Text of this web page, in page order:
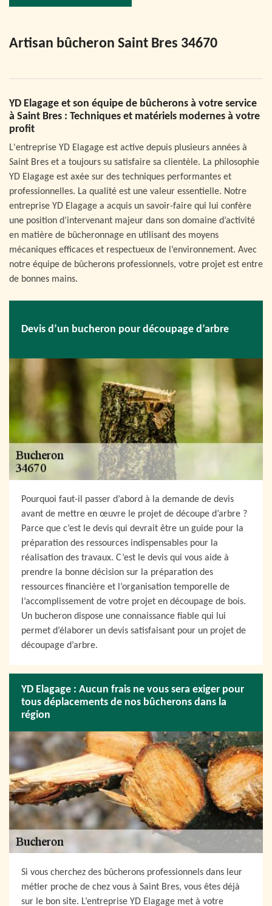
Artisan bûcheron Saint Bres 34670
YD Elagage et son équipe de bûcherons à votre service
à Saint Bres : Techniques et matériels modernes à votre
profit
L'entreprise YD Elagage est active depuis plusieurs années à
Saint Bres et a toujours su satisfaire sa clientèle. La philosophie
YD Elagage est axée sur des techniques performantes et
professionnelles. La qualité est une valeur essentielle. Notre
entreprise YD Elagage a acquis un savoir-faire qui lui confère
une position d’intervenant majeur dans son domaine d’activité
en matière de bûcheronnage en utilisant des moyens
mécaniques efficaces et respectueux de l‘environnement. Avec
notre équipe de bûcherons professionnels, votre projet est entre
de bonnes mains.
Devis d’un bucheron pour découpage d’arbre
Pourquoi faut-il passer d’abord à la demande de devis
avant de mettre en œuvre le projet de découpe d’arbre ?
Parce que c’est le devis qui devrait être un guide pour la
préparation des ressources indispensables pour la
réalisation des travaux. C’est le devis qui vous aide à
prendre la bonne décision sur la préparation des
ressources financière et l’organisation temporelle de
l’accomplissement de votre projet en découpage de bois.
Un bucheron dispose une connaissance fiable qui lui
permet d’élaborer un devis satisfaisant pour un projet de
découpage d’arbre.
YD Elagage : Aucun frais ne vous sera exiger pour
tous déplacements de nos bûcherons dans la
région
Si vous cherchez des bûcherons professionnels dans leur
métier proche de chez vous à Saint Bres, vous êtes déjà
sur le bon site. L’entreprise YD Elagage met à votre